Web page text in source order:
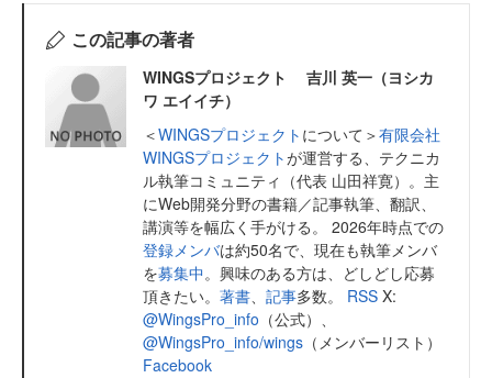
この記事の著者
WINGSプロジェクト 吉川 英一（ヨシカ
ワ エイイチ）
＜WINGSプロジェクト について＞有限会社
WINGSプロジェクトが運営する、テクニカ
ル執筆コミュニティ（代表 山田祥寛）。主
にWeb開発分野の書籍／記事執筆、翻訳、
講演等を幅広く手がける。 2026年時点での
登録メンバは約50名で、現在も執筆メンバ
を募集中。興味のある方は、どしどし応募
頂きたい。 著書、 記事多数。 RSS X:
@WingsPro_info （公式）、
@WingsPro_info/wings （メンバーリスト）
Facebook